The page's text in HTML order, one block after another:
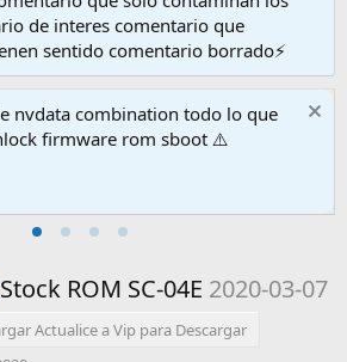
de interes comentario que
sentido comentario borrado⚡
para evitar sanciones e
la página⚠️
Stock ROM SC-04E 2020-03-07
Actualice a Vip para Descargar